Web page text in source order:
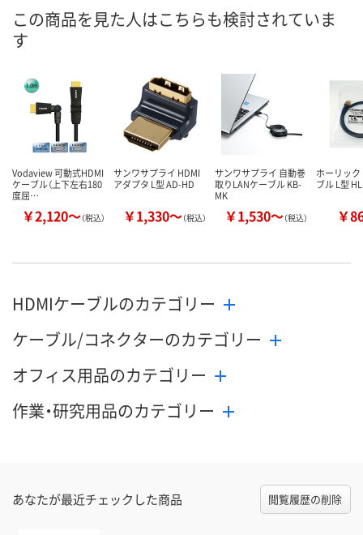
数量 数量
この商品を見た人はこちらも検討されていま
す
Vodaview 可動式HDMI
ケーブル（上下左右180
度屈…
￥2,120～（税込）
サンワサプライ HDMI
アダプタ L型 AD-HD
￥1,330～（税込）
サンワサプライ 自動巻
取りLANケーブル KB-
MK
￥1,530～（税込）
ホーリッ
ブル L型 HL
￥
HDMIケーブルのカテゴリー
ケーブル/コネクターのカテゴリー
オフィス用品のカテゴリー
作業・研究用品のカテゴリー
あなたが最近チェックした商品 閲覧履歴の削除